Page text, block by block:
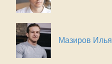
Мазиров Илья